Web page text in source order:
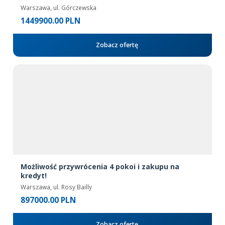
Warszawa, ul. Górczewska
1449900.00 PLN
Zobacz ofertę
Możliwość przywrócenia 4 pokoi i zakupu na
kredyt!
Warszawa, ul. Rosy Bailly
897000.00 PLN